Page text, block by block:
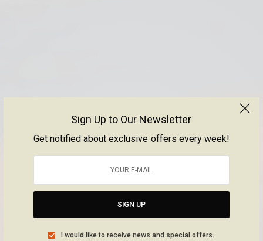
Sign Up to Our Newsletter
Get notified about exclusive offers every week!
SIGN UP
I would like to receive news and special offers.